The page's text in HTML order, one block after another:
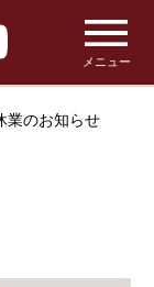
メニュー
業のお知らせ